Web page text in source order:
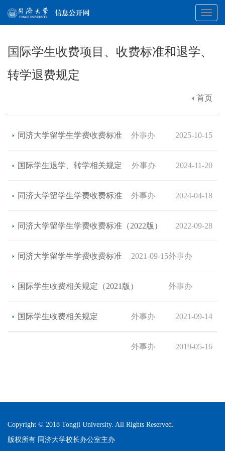
国际学生收费项目、收费标准和退学、
转学退费规定
首页
同济大学留学生学费收费标准 2025-10-15
外事办
国际学生退学、转学相关规定 2024-11-20
外事办
同济大学留学生学费收费标准 2024-04-18
外事办
同济大学留学生学费收费标准（2022版） 2022-09-28
外事办
同济大学留学生学费收费标准 2021-09-15
外事办
国际学生收费相关规定（2021版）
2021-09-14
外事办
国际学生收费相关规定
2019-05-16
外事办
Copyright © 2018 Tongji University. All Rights Reserved.
版权所有 同济大学校长办公室主办